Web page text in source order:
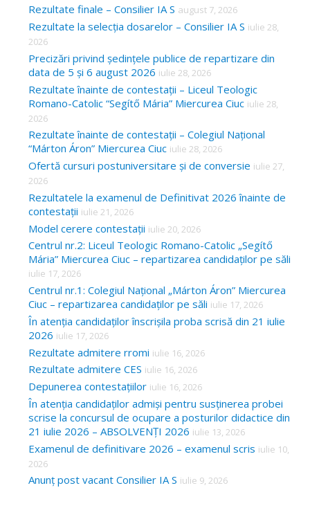
Rezultate finale – Consilier IA S august 7, 2026
Rezultate la selecția dosarelor – Consilier IA S iulie 28,
2026
Precizări privind ședințele publice de repartizare din
data de 5 și 6 august 2026 iulie 28, 2026
Rezultate înainte de contestații – Liceul Teologic
Romano-Catolic “Segítő Mária” Miercurea Ciuc iulie 28,
2026
Rezultate înainte de contestații – Colegiul Național
“Márton Áron” Miercurea Ciuc iulie 28, 2026
Ofertă cursuri postuniversitare și de conversie iulie 27,
2026
Rezultatele la examenul de Definitivat 2026 înainte de
contestații iulie 21, 2026
Model cerere contestații iulie 20, 2026
Centrul nr.2: Liceul Teologic Romano-Catolic „Segítő
Mária” Miercurea Ciuc – repartizarea candidaților pe săli
iulie 17, 2026
Centrul nr.1: Colegiul Național „Márton Áron” Miercurea
Ciuc – repartizarea candidaților pe săli iulie 17, 2026
În atenția candidaților înscrișila proba scrisă din 21 iulie
2026 iulie 17, 2026
Rezultate admitere rromi iulie 16, 2026
Rezultate admitere CES iulie 16, 2026
Depunerea contestațiilor iulie 16, 2026
În atenția candidaților admiși pentru susținerea probei
scrise la concursul de ocupare a posturilor didactice din
21 iulie 2026 – ABSOLVENȚI 2026 iulie 13, 2026
Examenul de definitivare 2026 – examenul scris iulie 10,
2026
Anunț post vacant Consilier IA S iulie 9, 2026